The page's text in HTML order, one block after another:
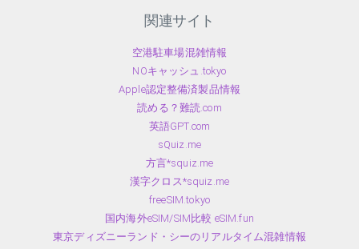
関連サイト
空港駐車場混雑情報
NOキャッシュ.tokyo
Apple認定整備済製品情報
読める？難読.com
英語GPT.com
sQuiz.me
方言*squiz.me
漢字クロス*squiz.me
freeSIM.tokyo
国内海外eSIM/SIM比較 eSIM.fun
東京ディズニーランド・シーのリアルタイム混雑情報